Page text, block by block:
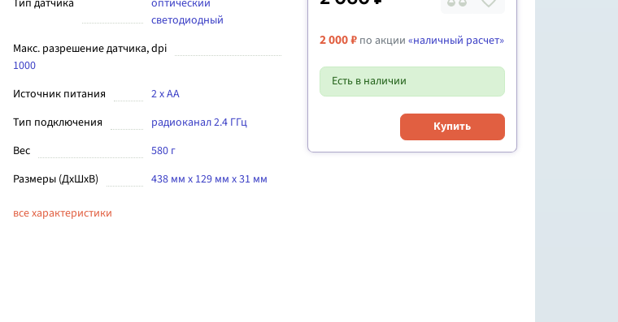
2 000 ₽по акции «наличный расчет»
Есть в наличии
Купить
светодиодный
Макс. разрешение датчика, dpi
1000
Источник питания
2 x АА
Тип подключения
радиоканал 2.4 ГГц
Вес
580 г
Размеры (ДхШхВ)
438 мм x 129 мм x 31 мм
все характеристики